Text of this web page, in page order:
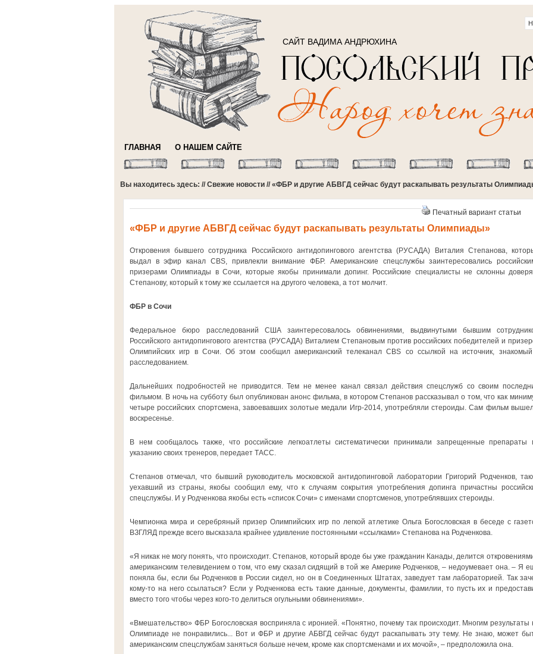
САЙТ ВАДИМА АНДРЮХИНА
ГЛАВНАЯ О НАШЕМ САЙТЕ
Вы находитесь здесь: //Свежие новости // «ФБР и другие АБВГД сейчас будут раскапывать результаты
Печатный вариант статьи
«ФБР и другие АБВГД сейчас будут раскапывать результаты Олимпиады»
Откровения бывшего сотрудника Российского антидопингового агентства (РУСАДА) Виталия Степанова,
выдал в эфир канал CBS, привлекли внимание ФБР. Американские спецслужбы заинтересовались
призерами Олимпиады в Сочи, которые якобы принимали допинг. Российские специалисты не склонны
Степанову, который к тому же ссылается на другого человека, а тот молчит.
ФБР в Сочи
Федеральное бюро расследований США заинтересовалось обвинениями, выдвинутыми бывшим
Российского антидопингового агентства (РУСАДА) Виталием Степановым против российских победителей и
Олимпийских игр в Сочи. Об этом сообщил американский телеканал CBS со ссылкой на источник,
расследованием.
Дальнейших подробностей не приводится. Тем не менее канал связал действия спецслужб со своим
фильмом. В ночь на субботу был опубликован анонс фильма, в котором Степанов рассказывал о том, что как
четыре российских спортсмена, завоевавших золотые медали Игр-2014, употребляли стероиды. Сам фильм
воскресенье.
В нем сообщалось также, что российские легкоатлеты систематически принимали запрещенные препараты
указанию своих тренеров, передает ТАСС.
Степанов отмечал, что бывший руководитель московской антидопинговой лаборатории Григорий Родченков,
уехавший из страны, якобы сообщил ему, что к случаям сокрытия употребления допинга причастны
спецслужбы. И у Родченкова якобы есть «список Сочи» с именами спортсменов, употреблявших стероиды.
Чемпионка мира и серебряный призер Олимпийских игр по легкой атлетике Ольга Богословская в беседе с
ВЗГЛЯД прежде всего высказала крайнее удивление постоянными «ссылками» Степанова на Родченкова.
«Я никак не могу понять, что происходит. Степанов, который вроде бы уже гражданин Канады, делится
американским телевидением о том, что ему сказал сидящий в той же Америке Родченков, – недоумевает она. – Я
поняла бы, если бы Родченков в России сидел, но он в Соединенных Штатах, заведует там лабораторией. Так
кому-то на него ссылаться? Если у Родченкова есть такие данные, документы, фамилии, то пусть их и
вместо того чтобы через кого-то делиться огульными обвинениями».
«Вмешательство» ФБР Богословская восприняла с иронией. «Понятно, почему так происходит. Многим результаты
Олимпиаде не понравились... Вот и ФБР и другие АБВГД сейчас будут раскапывать эту тему. Не знаю, может
американским спецслужбам заняться больше нечем, кроме как спортсменами и их мочой», – предположила она.